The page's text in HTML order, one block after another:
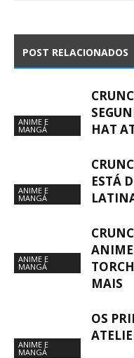
POST RELACIONADOS
ANIME E
MANGÁ
HAT
ANIME E
MANGÁ
ESTÁ
ANIME E
MANGÁ
MAIS
ANIME E
MANGÁ
OS